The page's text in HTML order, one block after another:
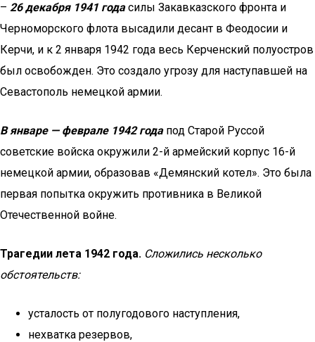
– 26 декабря 1941 годасилы Закавказского фронта и
Черноморского флота высадили десант в Феодосии и
Керчи, и к 2 января 1942 года весь Керченский полуостров
был освобожден. Это создало угрозу для наступавшей на
Севастополь немецкой армии.
В январе — феврале 1942 годапод Старой Руссой
советские войска окружили 2-й армейский корпус 16-й
немецкой армии, образовав «Демянский котел». Это была
первая попытка окружить противника в Великой
Отечественной войне.
Трагедии лета 1942 года. Сложились несколько
обстоятельств:
усталость от полугодового наступления,
нехватка резервов,